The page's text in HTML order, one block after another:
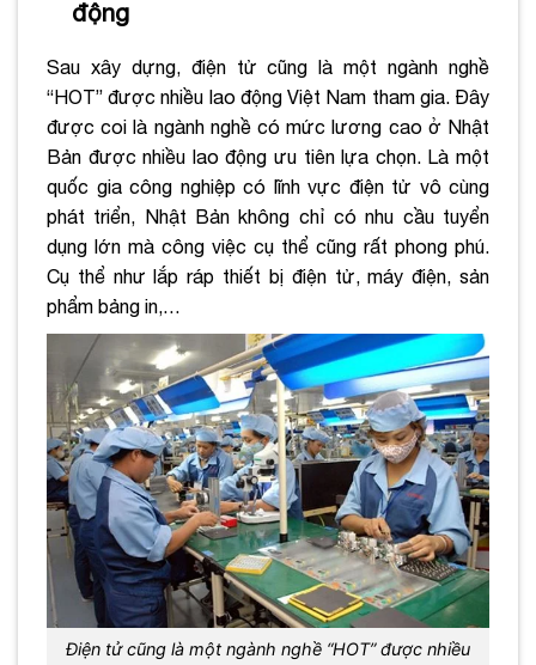
động
Sau xây dựng, điện tử cũng là một ngành nghề
“HOT” được nhiều lao động Việt Nam tham gia. Đây
được coi là ngành nghề có mức lương cao ở Nhật
Bản được nhiều lao động ưu tiên lựa chọn. Là một
quốc gia công nghiệp có lĩnh vực điện tử vô cùng
phát triển, Nhật Bản không chỉ có nhu cầu tuyển
dụng lớn mà công việc cụ thể cũng rất phong phú.
Cụ thể như lắp ráp thiết bị điện tử, máy điện, sản
phẩm bảng in,…
Điện tử cũng là một ngành nghề “HOT” được nhiều